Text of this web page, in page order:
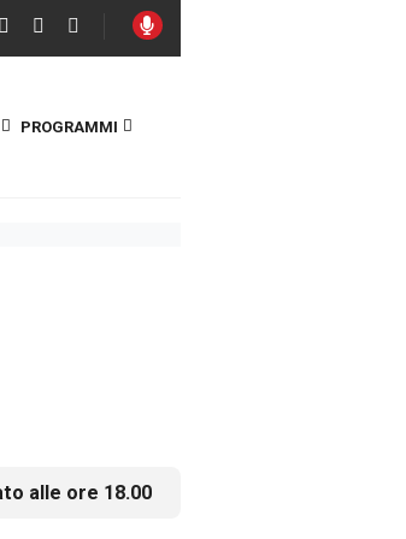
PROGRAMMI
alle ore 18.00